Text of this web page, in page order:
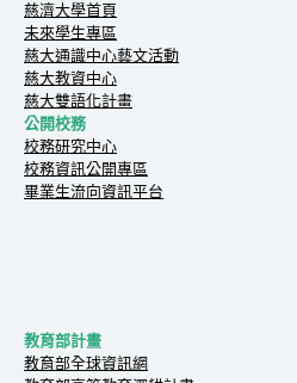
慈濟大學首頁
未來學生專區
慈大通識中心藝文活動
慈大教資中心
慈大雙語化計畫
公開校務
校務研究中心
校務資訊公開專區
畢業生流向資訊平台
教育部計畫
教育部全球資訊網